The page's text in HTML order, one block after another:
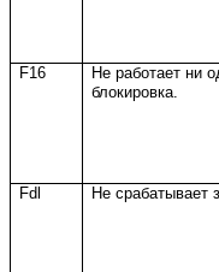
F16
Не работает ни
блокировка.
Fdl Не срабатывает